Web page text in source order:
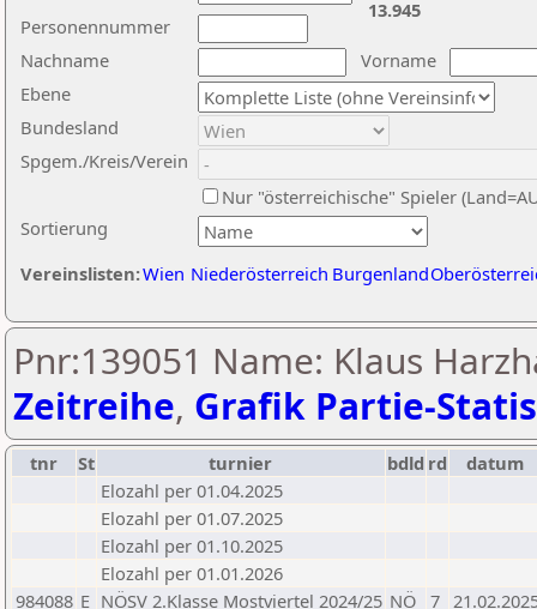
Nachname
Vorname
Ebene
Sortierung
Personennummer
Bundesland
Spgem./Kreis/Verein
Nur "österreichische" Spieler
Vereinslisten:Wien Niederösterreich Burgenland
13.945
Pnr:139051 Name: Klaus
Zeitreihe, Grafik Partie-
tnr St turnier bdld rd
datum
Elozahl per 01.04.2025
Elozahl per 01.07.2025
Elozahl per 01.10.2025
Elozahl per 01.01.2026
984088 E NÖSV 2.Klasse Mostviertel 2024/25 NÖ 7